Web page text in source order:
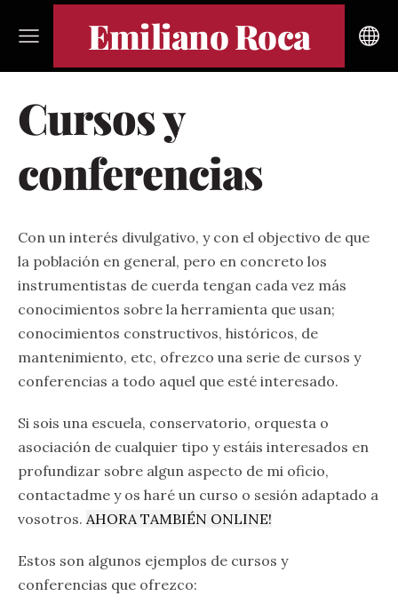
Emiliano Roca
Cursos y
conferencias
Con un interés divulgativo, y con el objectivo de que
la población en general, pero en concreto los
instrumentistas de cuerda tengan cada vez más
conocimientos sobre la herramienta que usan;
conocimientos constructivos, históricos, de
mantenimiento, etc, ofrezco una serie de cursos y
conferencias a todo aquel que esté interesado.
Si sois una escuela, conservatorio, orquesta o
asociación de cualquier tipo y estáis interesados en
profundizar sobre algun aspecto de mi oficio,
contactadme y os haré un curso o sesión adaptado a
vosotros. AHORA TAMBIÉN ONLINE!
Estos son algunos ejemplos de cursos y
conferencias que ofrezco: